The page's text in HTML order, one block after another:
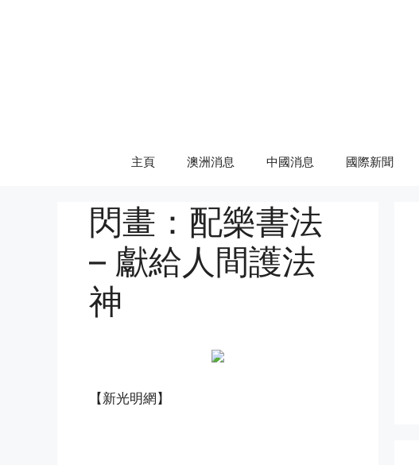
主頁 澳洲消息 中國消息 國際新聞
閃畫：配樂書法
– 獻給人間護法
神
【新光明網】